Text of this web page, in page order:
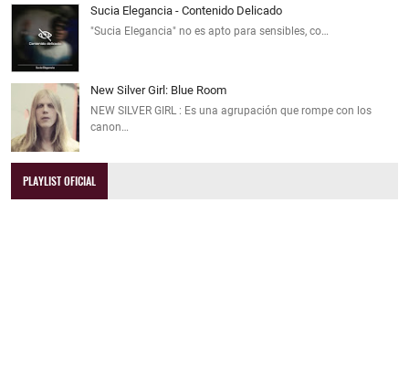
Sucia Elegancia - Contenido Delicado
"Sucia Elegancia" no es apto para sensibles, co…
New Silver Girl: Blue Room
NEW SILVER GIRL : Es una agrupación que rompe con los
canon…
PLAYLIST OFICIAL